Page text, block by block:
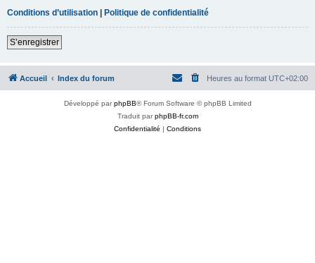
Conditions d’utilisation | Politique de confidentialité
S’enregistrer
Accueil Index du forum Heures au format UTC+02:00
Développé parphpBB® Forum Software © phpBB Limited
Traduit parphpBB-fr.com
Confidentialité | Conditions